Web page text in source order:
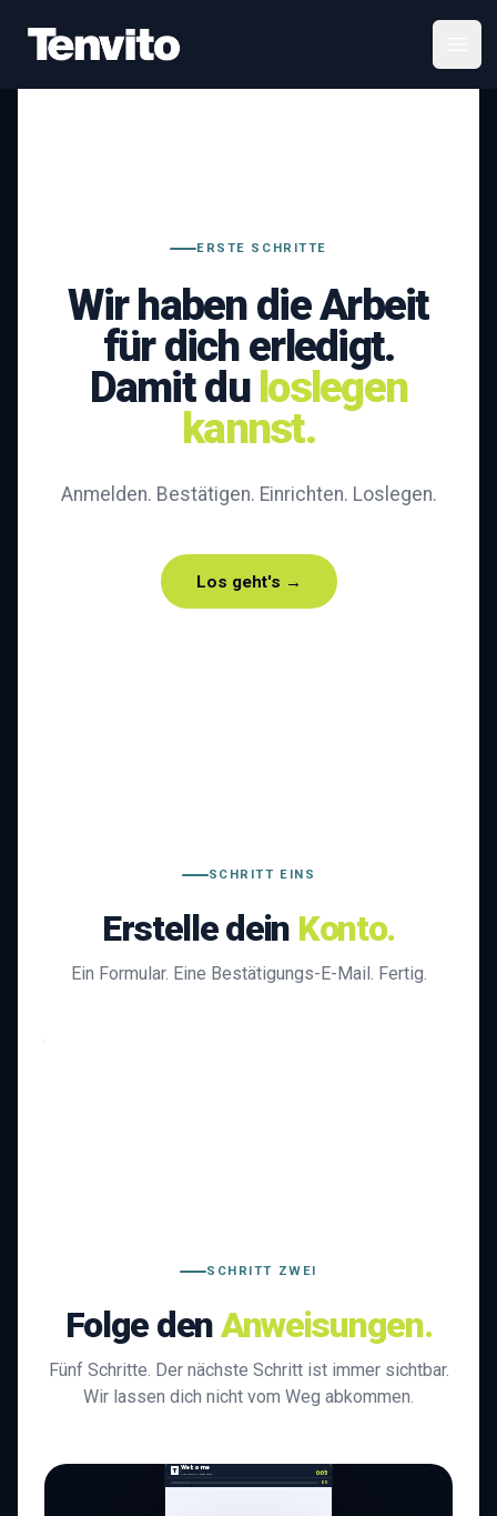
Your Company
ERSTE SCHRITTE
Wir haben die Arbeit
für dich erledigt.
Damit du loslegen
kannst.
Anmelden. Bestätigen. Einrichten. Loslegen.
Los geht's →
SCHRITT EINS
Erstelle dein Konto.
Ein Formular. Eine Bestätigungs-E-Mail. Fertig.
SCHRITT ZWEI
Folge denAnweisungen.
Fünf Schritte. Der nächste Schritt ist immer sichtbar.
Wir lassen dich nicht vom Weg abkommen.